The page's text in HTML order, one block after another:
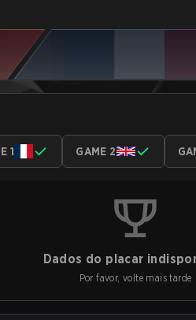
1 GAME 2
Dados do placar
Por favor, volte mais tarde